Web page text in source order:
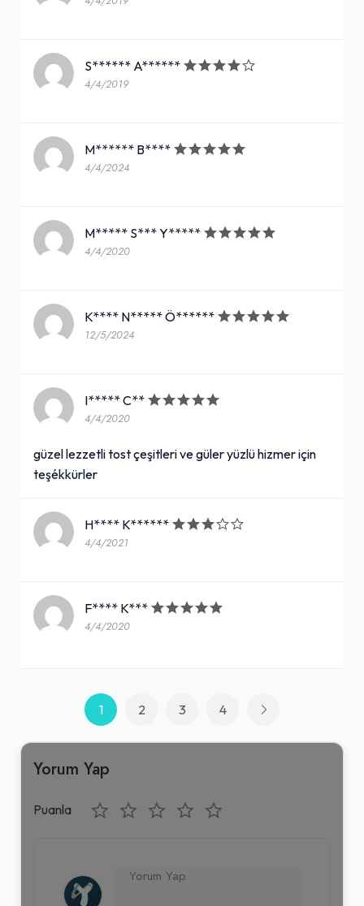
S****** A******
4/4/2019
M****** B****
4/4/2024
M***** S*** Y*****
4/4/2020
K**** N***** Ö******
12/5/2024
I***** C**
4/4/2020
güzel lezzetli tost çeşitleri ve güler yüzlü hizmer için
teşékkürler
H**** K******
4/4/2021
F**** K***
4/4/2020
1 2 3 4
Yorum Yap
Puanla